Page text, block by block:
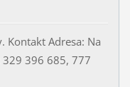
Kontakt Adresa: Na
329 396 685, 777